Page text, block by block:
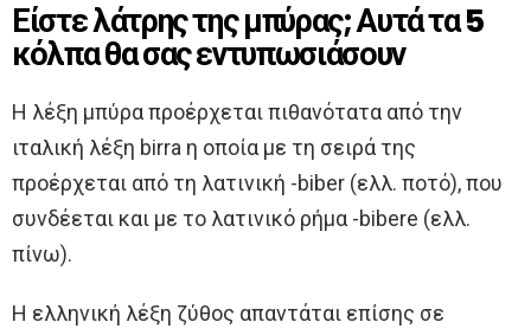
Είστε λάτρης της μπύρας; Αυτά τα 5
κόλπα θα σας εντυπωσιάσουν
Η λέξη μπύρα προέρχεται πιθανότατα από την
ιταλική λέξη birra η οποία με τη σειρά της
προέρχεται από τη λατινική -biber (ελλ. ποτό), που
συνδέεται και με το λατινικό ρήμα -bibere (ελλ.
πίνω).
Η ελληνική λέξη ζύθος απαντάται επίσης σε